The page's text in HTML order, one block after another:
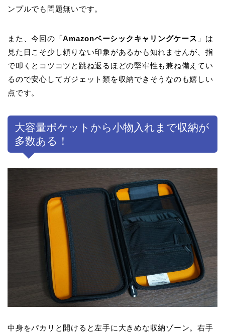
ンプルでも問題無いです。
また、今回の「Amazonベーシックキャリングケース 」は
見た目こそ少し頼りない印象があるかも知れませんが、指
で叩くとコツコツと跳ね返るほどの堅牢性も兼ね備えてい
るので安心してガジェット類を収納できそうなのも嬉しい
点です。
大容量ポケットから小物入れまで収納が
多数ある！
中身をパカリと開けると左手に大きめな収納ゾーン。右手